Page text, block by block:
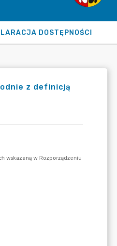
DOSTĘPNOŚCI
z definicją